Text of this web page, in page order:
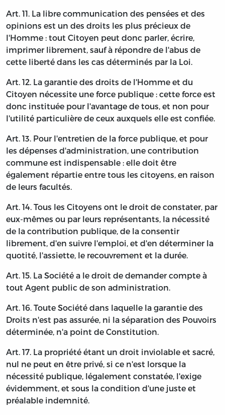
Art. 11. La libre communication des pensées et des
opinions est un des droits les plus précieux de
l'Homme : tout Citoyen peut donc parler, écrire,
imprimer librement, sauf à répondre de l'abus de
cette liberté dans les cas déterminés par la Loi.
Art. 12. La garantie des droits de l'Homme et du
Citoyen nécessite une force publique : cette force est
donc instituée pour l'avantage de tous, et non pour
l'utilité particulière de ceux auxquels elle est confiée.
Art. 13. Pour l'entretien de la force publique, et pour
les dépenses d'administration, une contribution
commune est indispensable : elle doit être
également répartie entre tous les citoyens, en raison
de leurs facultés.
Art. 14. Tous les Citoyens ont le droit de constater, par
eux-mêmes ou par leurs représentants, la nécessité
de la contribution publique, de la consentir
librement, d'en suivre l'emploi, et d'en déterminer la
quotité, l'assiette, le recouvrement et la durée.
Art. 15. La Société a le droit de demander compte à
tout Agent public de son administration.
Art. 16. Toute Société dans laquelle la garantie des
Droits n'est pas assurée, ni la séparation des Pouvoirs
déterminée, n'a point de Constitution.
Art. 17. La propriété étant un droit inviolable et sacré,
nul ne peut en être privé, si ce n'est lorsque la
nécessité publique, légalement constatée, l'exige
évidemment, et sous la condition d'une juste et
préalable indemnité.